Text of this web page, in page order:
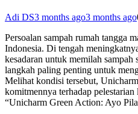
Adi DS3 months ago3 months ago
Persoalan sampah rumah tangga
Indonesia. Di tengah
kesadaran untuk memilah
langkah paling penting untuk
Melihat kondisi tersebut,
komitmennya terhadap
“Unicharm Green Action: Ayo